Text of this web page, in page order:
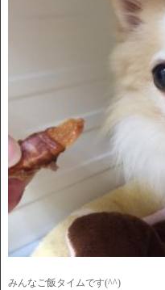
みんなご飯タイムです(^^)